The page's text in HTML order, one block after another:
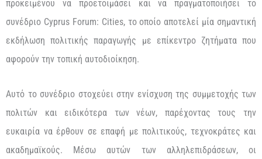
προκειμένου να προετοιμάσει και να πραγματοποιήσει το
συνέδριο Cyprus Forum: Cities, το οποίο αποτελεί μία σημαντική
εκδήλωση πολιτικής παραγωγής με επίκεντρο ζητήματα που
αφορούν την τοπική αυτοδιοίκηση.
Αυτό το συνέδριο στοχεύει στην ενίσχυση της συμμετοχής των
πολιτών και ειδικότερα των νέων, παρέχοντας τους την
ευκαιρία να έρθουν σε επαφή με πολιτικούς, τεχνοκράτες και
ακαδημαϊκούς. Μέσω αυτών των αλληλεπιδράσεων, οι